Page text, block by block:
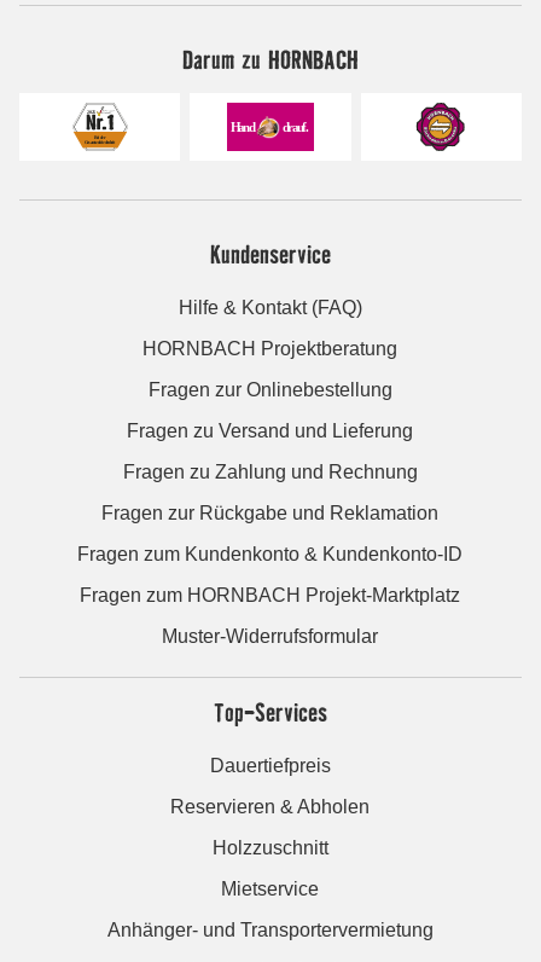
Darum zu HORNBACH
Kundenservice
Hilfe & Kontakt (FAQ)
HORNBACH Projektberatung
Fragen zur Onlinebestellung
Fragen zu Versand und Lieferung
Fragen zu Zahlung und Rechnung
Fragen zur Rückgabe und Reklamation
Fragen zum Kundenkonto & Kundenkonto-ID
Fragen zum HORNBACH Projekt-Marktplatz
Muster-Widerrufsformular
Top-Services
Dauertiefpreis
Reservieren & Abholen
Holzzuschnitt
Mietservice
Anhänger- und Transportervermietung